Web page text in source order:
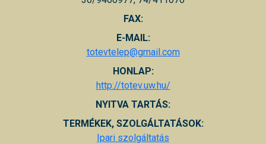
FAX:
E-MAIL:
totevtelep@gmail.com
HONLAP:
http://totev.uw.hu/
NYITVA TARTÁS:
TERMÉKEK, SZOLGÁLTATÁSOK:
Ipari szolgáltatás